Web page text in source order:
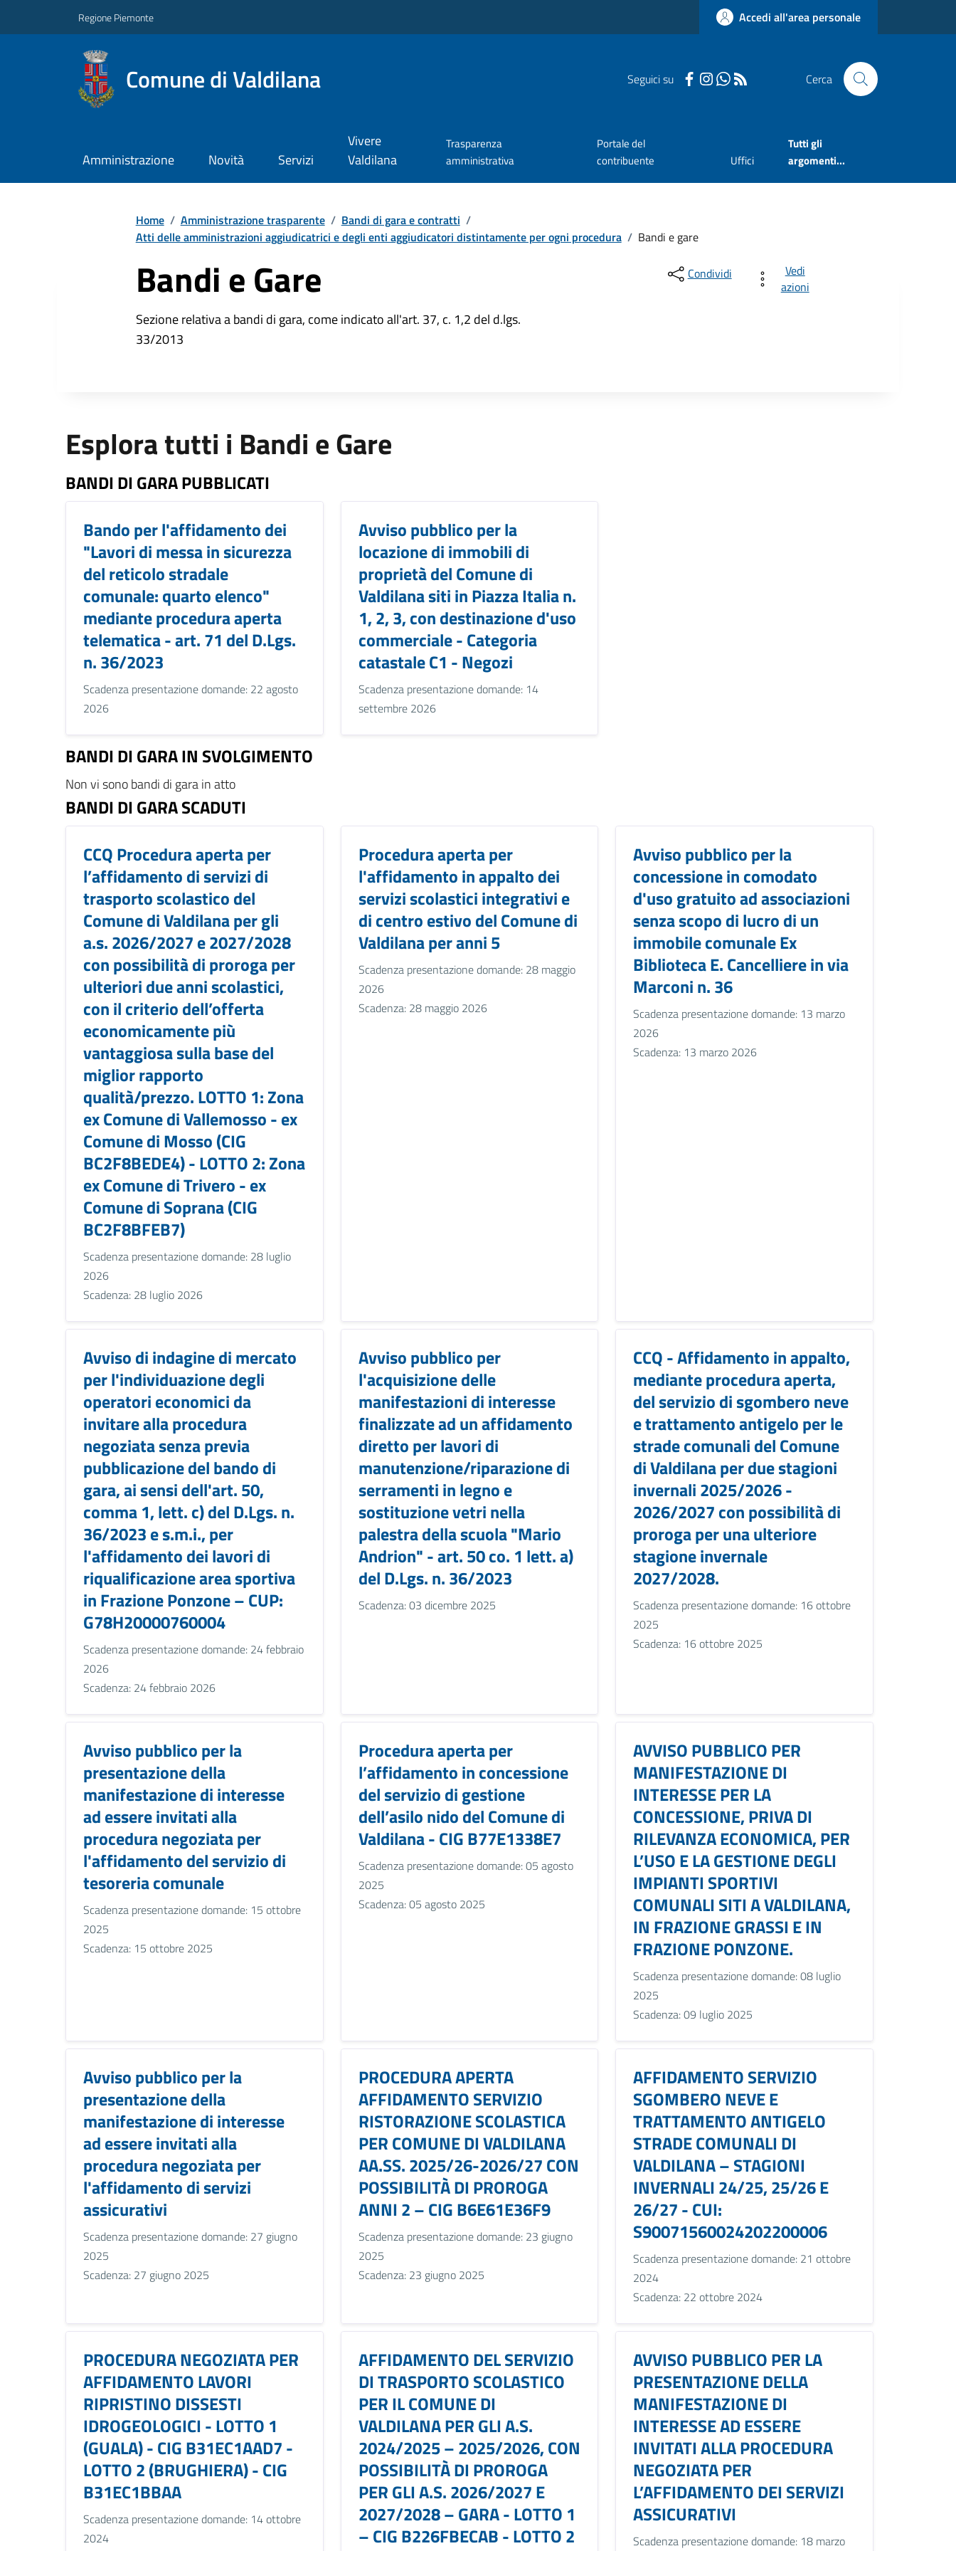
Regione Piemonte Accedi all'area personale
Comune di Valdilana Seguici su Cerca
Amministrazione Novità Servizi
Vivere
Valdilana
Trasparenza
amministrativa
Portale del
contribuente
Uffici
Tutti gli
argomenti...
Home / Amministrazione trasparente / Bandi di gara e contratti /
Atti delle amministrazioni aggiudicatrici e degli enti aggiudicatori distintamente per ogni procedura / Bandi e gare
Bandi e Gare
Sezione relativa a bandi di gara, come indicato all'art. 37, c. 1,2 del d.lgs.
33/2013
Condividi
Vedi
azioni
Esplora tutti i Bandi e Gare
BANDI DI GARA PUBBLICATI
Bando per l'affidamento dei
"Lavori di messa in sicurezza
del reticolo stradale
comunale: quarto elenco"
mediante procedura aperta
telematica - art. 71 del D.Lgs.
n. 36/2023
Scadenza presentazione domande: 22 agosto
2026
Avviso pubblico per la
locazione di immobili di
proprietà del Comune di
Valdilana siti in Piazza Italia n.
1, 2, 3, con destinazione d'uso
commerciale - Categoria
catastale C1 - Negozi
Scadenza presentazione domande: 14
settembre 2026
BANDI DI GARA IN SVOLGIMENTO
Non vi sono bandi di gara in atto
BANDI DI GARA SCADUTI
CCQ Procedura aperta per
l’affidamento di servizi di
trasporto scolastico del
Comune di Valdilana per gli
a.s. 2026/2027 e 2027/2028
con possibilità di proroga per
ulteriori due anni scolastici,
con il criterio dell’offerta
economicamente più
vantaggiosa sulla base del
miglior rapporto
qualità/prezzo. LOTTO 1: Zona
ex Comune di Vallemosso - ex
Comune di Mosso (CIG
BC2F8BEDE4) - LOTTO 2: Zona
ex Comune di Trivero - ex
Comune di Soprana (CIG
BC2F8BFEB7)
Scadenza presentazione domande: 28 luglio
2026
Scadenza: 28 luglio 2026
Procedura aperta per
l'affidamento in appalto dei
servizi scolastici integrativi e
di centro estivo del Comune di
Valdilana per anni 5
Scadenza presentazione domande: 28 maggio
2026
Scadenza: 28 maggio 2026
Avviso pubblico per la
concessione in comodato
d'uso gratuito ad associazioni
senza scopo di lucro di un
immobile comunale Ex
Biblioteca E. Cancelliere in via
Marconi n. 36
Scadenza presentazione domande: 13 marzo
2026
Scadenza: 13 marzo 2026
Avviso di indagine di mercato
per l'individuazione degli
operatori economici da
invitare alla procedura
negoziata senza previa
pubblicazione del bando di
gara, ai sensi dell'art. 50,
comma 1, lett. c) del D.Lgs. n.
36/2023 e s.m.i., per
l'affidamento dei lavori di
riqualificazione area sportiva
in Frazione Ponzone – CUP:
G78H20000760004
Scadenza presentazione domande: 24 febbraio
2026
Scadenza: 24 febbraio 2026
Avviso pubblico per
l'acquisizione delle
manifestazioni di interesse
finalizzate ad un affidamento
diretto per lavori di
manutenzione/riparazione di
serramenti in legno e
sostituzione vetri nella
palestra della scuola "Mario
Andrion" - art. 50 co. 1 lett. a)
del D.Lgs. n. 36/2023
Scadenza: 03 dicembre 2025
CCQ - Affidamento in appalto,
mediante procedura aperta,
del servizio di sgombero neve
e trattamento antigelo per le
strade comunali del Comune
di Valdilana per due stagioni
invernali 2025/2026 -
2026/2027 con possibilità di
proroga per una ulteriore
stagione invernale
2027/2028.
Scadenza presentazione domande: 16 ottobre
2025
Scadenza: 16 ottobre 2025
Avviso pubblico per la
presentazione della
manifestazione di interesse
ad essere invitati alla
procedura negoziata per
l'affidamento del servizio di
tesoreria comunale
Scadenza presentazione domande: 15 ottobre
2025
Scadenza: 15 ottobre 2025
Procedura aperta per
l’affidamento in concessione
del servizio di gestione
dell’asilo nido del Comune di
Valdilana - CIG B77E1338E7
Scadenza presentazione domande: 05 agosto
2025
Scadenza: 05 agosto 2025
AVVISO PUBBLICO PER
MANIFESTAZIONE DI
INTERESSE PER LA
CONCESSIONE, PRIVA DI
RILEVANZA ECONOMICA, PER
L’USO E LA GESTIONE DEGLI
IMPIANTI SPORTIVI
COMUNALI SITI A VALDILANA,
IN FRAZIONE GRASSI E IN
FRAZIONE PONZONE.
Scadenza presentazione domande: 08 luglio
2025
Scadenza: 09 luglio 2025
Avviso pubblico per la
presentazione della
manifestazione di interesse
ad essere invitati alla
procedura negoziata per
l'affidamento di servizi
assicurativi
Scadenza presentazione domande: 27 giugno
2025
Scadenza: 27 giugno 2025
PROCEDURA APERTA
AFFIDAMENTO SERVIZIO
RISTORAZIONE SCOLASTICA
PER COMUNE DI VALDILANA
AA.SS. 2025/26-2026/27 CON
POSSIBILITÀ DI PROROGA
ANNI 2 – CIG B6E61E36F9
Scadenza presentazione domande: 23 giugno
2025
Scadenza: 23 giugno 2025
AFFIDAMENTO SERVIZIO
SGOMBERO NEVE E
TRATTAMENTO ANTIGELO
STRADE COMUNALI DI
VALDILANA – STAGIONI
INVERNALI 24/25, 25/26 E
26/27 - CUI:
S90071560024202200006
Scadenza presentazione domande: 21 ottobre
2024
Scadenza: 22 ottobre 2024
PROCEDURA NEGOZIATA PER
AFFIDAMENTO LAVORI
RIPRISTINO DISSESTI
IDROGEOLOGICI - LOTTO 1
(GUALA) - CIG B31EC1AAD7 -
LOTTO 2 (BRUGHIERA) - CIG
B31EC1BBAA
Scadenza presentazione domande: 14 ottobre
2024
AFFIDAMENTO DEL SERVIZIO
DI TRASPORTO SCOLASTICO
PER IL COMUNE DI
VALDILANA PER GLI A.S.
2024/2025 – 2025/2026, CON
POSSIBILITÀ DI PROROGA
PER GLI A.S. 2026/2027 E
2027/2028 – GARA - LOTTO 1
– CIG B226FBECAB - LOTTO 2
AVVISO PUBBLICO PER LA
PRESENTAZIONE DELLA
MANIFESTAZIONE DI
INTERESSE AD ESSERE
INVITATI ALLA PROCEDURA
NEGOZIATA PER
L’AFFIDAMENTO DEI SERVIZI
ASSICURATIVI
Scadenza presentazione domande: 18 marzo